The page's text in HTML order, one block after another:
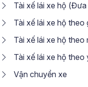
Tài xế lái xe hộ
Tài xế lái xe hộ theo
Tài xế lái xe hộ theo
Tài xế lái xe hộ theo
Vận chuyển xe